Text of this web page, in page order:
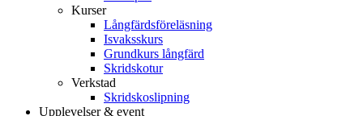
Kurser
Långfärdsföreläsning
Isvaksskurs
Grundkurs långfärd
Skridskotur
Verkstad
Skridskoslipning
Upplevelser & event